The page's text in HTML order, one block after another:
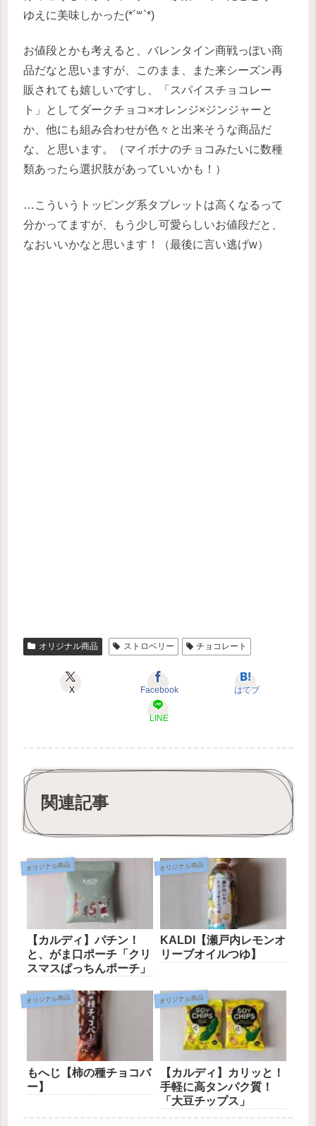
ゆえに美味しかった(*´꒳`*)
お値段とかも考えると、バレンタイン商戦っぽい商
品だなと思いますが、このまま、また来シーズン再
販されても嬉しいですし、「スパイスチョコレー
ト」としてダークチョコ×オレンジ×ジンジャーと
か、他にも組み合わせが色々と出来そうな商品だ
な、と思います。（マイボナのチョコみたいに数種
類あったら選択肢があっていいかも！）
…こういうトッピング系タブレットは高くなるって
分かってますが、もう少し可愛らしいお値段だと、
なおいいかなと思います！（最後に言い逃げw）
オリジナル商品 ストロベリー チョコレート
X Facebook はてブ
LINE
関連記事
オリジナル商品
【カルディ】パチン！
と、がま口ポーチ「クリ
スマスぱっちんポーチ」
オリジナル商品
KALDI【瀬戸内レモンオ
リーブオイルつゆ】
オリジナル商品
もへじ【柿の種チョコバ
ー】
オリジナル商品
【カルディ】カリッと！
手軽に高タンパク質！
「大豆チップス」